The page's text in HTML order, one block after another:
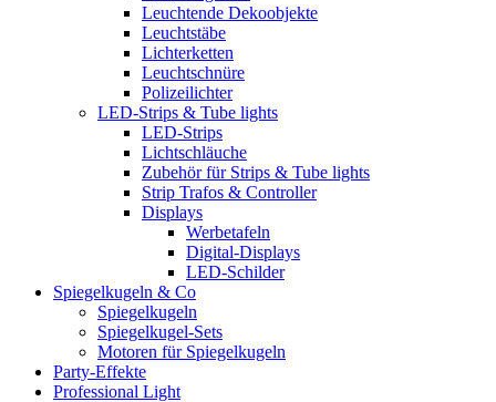
Leuchtende Dekoobjekte
Leuchtstäbe
Lichterketten
Leuchtschnüre
Polizeilichter
LED-Strips & Tube lights
LED-Strips
Lichtschläuche
Zubehör für Strips & Tube lights
Strip Trafos & Controller
Displays
Werbetafeln
Digital-Displays
LED-Schilder
Spiegelkugeln & Co
Spiegelkugeln
Spiegelkugel-Sets
Motoren für Spiegelkugeln
Party-Effekte
Professional Light